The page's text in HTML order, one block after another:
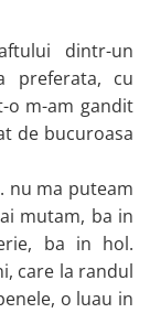
dintr-un
preferata, cu
o m-am gandit
de bucuroasa
nu ma puteam
mutam, ba in
ba in hol.
care la randul
o luau in